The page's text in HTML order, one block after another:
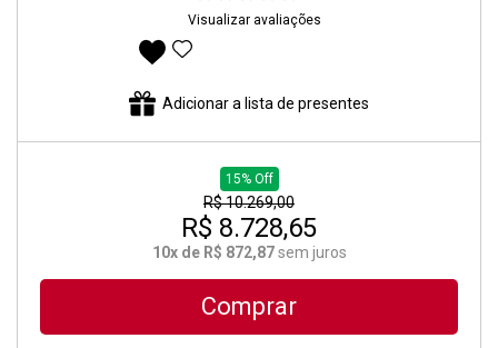
Visualizar avaliações
Adicionar a lista de presentes
15% Off
R$ 10.269,00
R$ 8.728,65
10x de R$ 872,87 sem juros
Comprar